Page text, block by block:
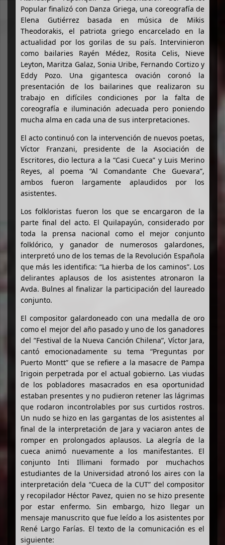
Popular finalizó con Danza Griega, una coreografía de
Elena Gutiérrez basada en música de Mikis
Theodorakis, el patriota griego encarcelado en la
actualidad por los gorilas de su país. Intervinieron
como bailaries Rayén Médez, Rosita Celis, Nieve
Leyton, Maritza Galaz, Sonia Uribe, Fernando Cortizo y
Eddy Pozo. Una gigantesca ovación coronó la
presentación de los bailarines que realizaron su
trabajo en difíciles condiciones por la falta de
coreografía e iluminación adecuada pero poniendo
mucha alma en cada una de sus interpretaciones.
El acto continuó con la intervención de nuevos poetas,
Víctor Franzani, presidente de la Asociación de
Escritores, dio lectura a la “Casi Cueca” y Luis Merino
Reyes, al poema “Al Comandante Che Guevara”,
ambos fueron largamente aplaudidos por los
asistentes.
Los folkloristas fueron los que se encargaron de la
parte final del acto. El Quilapayún, considerado por
toda la prensa nacional como el mejor conjunto
folklórico, y ganador de numerosos galardones,
interpretó uno de los temas de la Revolución Española
que más les identifica: “La hierba de los caminos”. Los
delirantes aplausos de los asistentes atronaron la
Avda. Bulnes al finalizar la participación del laureado
conjunto.
El compositor galardoneado con una medalla de oro
como el mejor del año pasado y uno de los ganadores
del ”Festival de la Nueva Canción Chilena”, Víctor Jara,
cantó emocionadamente su tema “Preguntas por
Puerto Montt” que se refiere a la masacre de Pampa
Irigoin perpetrada por el actual gobierno. Las viudas
de los pobladores masacrados en esa oportunidad
estaban presentes y no pudieron retener las lágrimas
que rodaron incontrolables por sus curtidos rostros.
Un nudo se hizo en las gargantas de los asistentes al
final de la interpretación de Jara y vaciaron antes de
romper en prolongados aplausos. La alegría de la
cueca animó nuevamente a los manifestantes. El
conjunto Inti Illimani formado por muchachos
estudiantes de la Universidad atronó los aires con la
interpretación dela “Cueca de la CUT” del compositor
y recopilador Héctor Pavez, quien no se hizo presente
por estar enfermo. Sin embargo, hizo llegar un
mensaje manuscrito que fue leído a los asistentes por
René Largo Farías. El texto de la comunicación es el
siguiente: